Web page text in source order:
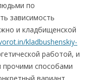
по
зависимость
и кладбищенской
kladbushenskiy-
работой, и
способами